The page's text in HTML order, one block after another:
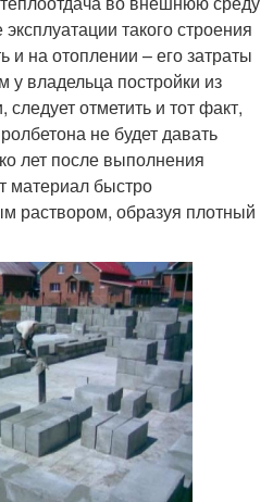
такого строения
и на отоплении – его затраты
у владельца постройки из
отметить и тот факт,
не будет давать
лет после выполнения
материал быстро
раствором, образуя плотный